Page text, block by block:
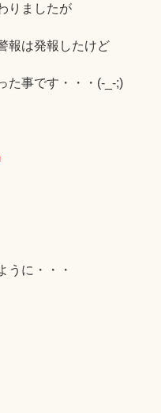
りましたが
報は発報したけど
た事です・・・(-_-;)
うに・・・